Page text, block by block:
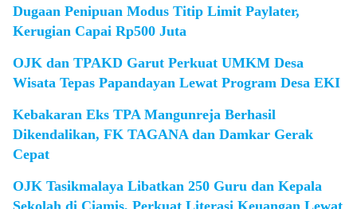
Dugaan Penipuan Modus Titip Limit Paylater,
Kerugian Capai Rp500 Juta
OJK dan TPAKD Garut Perkuat UMKM Desa
Wisata Tepas Papandayan Lewat Program Desa EKI
Kebakaran Eks TPA Mangunreja Berhasil
Dikendalikan, FK TAGANA dan Damkar Gerak
Cepat
OJK Tasikmalaya Libatkan 250 Guru dan Kepala
Sekolah di Ciamis, Perkuat Literasi Keuangan Lewat